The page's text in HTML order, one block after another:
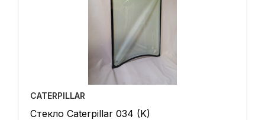
CATERPILLAR
Стекло Caterpillar 034 (K)